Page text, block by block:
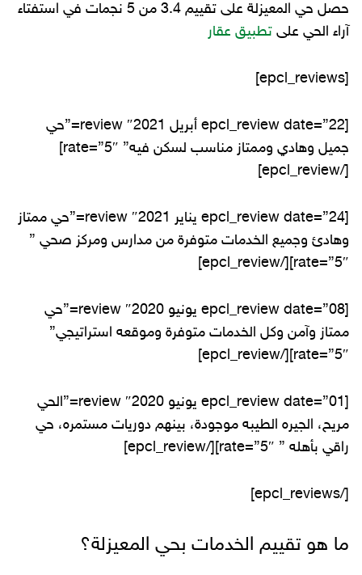
حصل حي المعيزلة على تقييم 3.4 من 5 نجمات في استفتاء
آراء الحي على تطبيق عقار
[epcl_reviews]
[epcl_review date=”22 أبريل 2021″ review=”حي
جميل وهادي وممتاز مناسب لسكن فيه” rate=”5″]
[/epcl_review]
[epcl_review date=”24 يناير 2021″ review=”حي ممتاز
وهادئ وجميع الخدمات متوفرة من مدارس ومركز صحي ”
rate=”5″][/epcl_review]
[epcl_review date=”08 يونيو 2020″ review=”حي
ممتاز وآمن وكل الخدمات متوفرة وموقعه استراتيجي”
rate=”5″][/epcl_review]
[epcl_review date=”01 يونيو 2020″ review=”الحي
مريح، الجيره الطيبه موجودة، بينهم دوريات مستمره، حي
راقي بأهله ” rate=”5″][/epcl_review]
[/epcl_reviews]
ما هو تقييم الخدمات بحي المعيزلة؟